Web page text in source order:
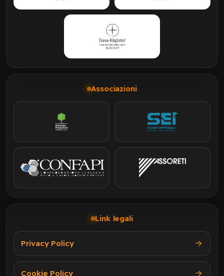
Associazioni
Link legali
Privacy Policy
Cookie Policy